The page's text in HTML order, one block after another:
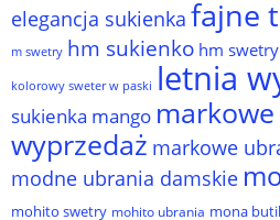
elegancja sukienka fajne
m swetry hm sukienko hm
kolorowy sweter w paski letnia
sukienka mango
wyprzedaż markowe
modne ubrania damskie
mohito swetry mohito ubrania mona